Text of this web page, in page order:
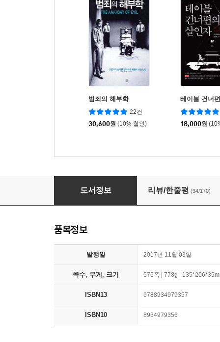
범죄의 해부학
22건
30,600원 (10% 할인)
테이블 건너
18,000원
마인드헌터
도서정보 리뷰/한줄평 (34/170)
품목정보
발행일 2017년 11월 03일
쪽수, 무게, 크기 576쪽 | 778g |
ISBN13 9788934979357
ISBN10 8934979356